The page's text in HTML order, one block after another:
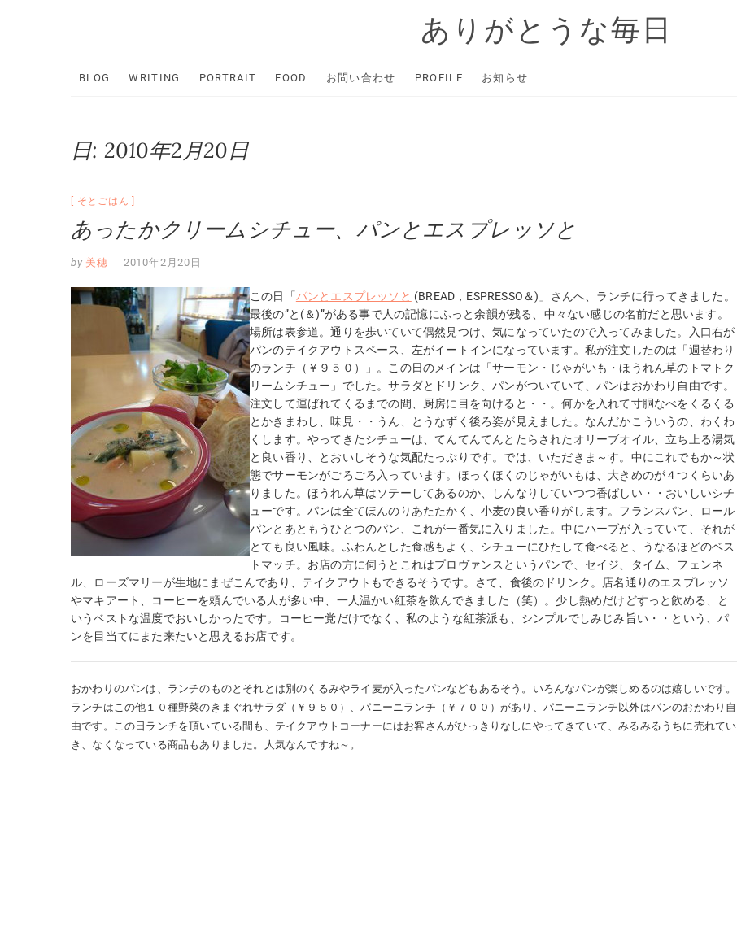
ありがとうな毎日
BLOG WRITING PORTRAIT FOOD お問い合わせ PROFILE お知らせ
日: 2010年2月20日
そとごはん
あったかクリームシチュー、パンとエスプレッソと
by 美穂 2010年2月20日
この日「パンとエスプレッソと (BREAD，ESPRESSO＆)」さんへ、ランチに行ってきました。
最後の”と(＆)”がある事で人の記憶にふっと余韻が残る、中々ない感じの名前だと思います。
場所は表参道。通りを歩いていて偶然見つけ、気になっていたので入ってみました。入口右が
パンのテイクアウトスペース、左がイートインになっています。私が注文したのは「週替わり
のランチ（￥９５０）」。この日のメインは「サーモン・じゃがいも・ほうれん草のトマトク
リームシチュー」でした。サラダとドリンク、パンがついていて、パンはおかわり自由です。
注文して運ばれてくるまでの間、厨房に目を向けると・・。何かを入れて寸胴なべをくるくる
とかきまわし、味見・・うん、とうなずく後ろ姿が見えました。なんだかこういうの、わくわ
くします。やってきたシチューは、てんてんてんとたらされたオリーブオイル、立ち上る湯気
と良い香り、とおいしそうな気配たっぷりです。では、いただきま～す。中にこれでもか～状
態でサーモンがごろごろ入っています。ほっくほくのじゃがいもは、大きめのが４つくらいあ
りました。ほうれん草はソテーしてあるのか、しんなりしていつつ香ばしい・・おいしいシチ
ューです。パンは全てほんのりあたたかく、小麦の良い香りがします。フランスパン、ロール
パンとあともうひとつのパン、これが一番気に入りました。中にハーブが入っていて、それが
とても良い風味。ふわんとした食感もよく、シチューにひたして食べると、うなるほどのベス
トマッチ。お店の方に伺うとこれはプロヴァンスというパンで、セイジ、タイム、フェンネ
ル、ローズマリーが生地にまぜこんであり、テイクアウトもできるそうです。さて、食後のドリンク。店名通りのエスプレッソ
やマキアート、コーヒーを頼んでいる人が多い中、一人温かい紅茶を飲んできました（笑）。少し熱めだけどすっと飲める、と
いうベストな温度でおいしかったです。コーヒー党だけでなく、私のような紅茶派も、シンプルでしみじみ旨い・・という、パ
ンを目当てにまた来たいと思えるお店です。
おかわりのパンは、ランチのものとそれとは別のくるみやライ麦が入ったパンなどもあるそう。いろんなパンが楽しめるのは嬉しいです。
ランチはこの他１０ 種野菜のきまぐれサラダ（￥９５０）、パニーニランチ（￥７００）があり、パニーニランチ以外はパンのおかわり自
由です。この日ランチを頂いている間も、テイクアウトコーナーにはお客さんがひっきりなしにやってきていて、みるみるう ちに売れてい
き、なくなっている商品もありました。人気なんですね～。